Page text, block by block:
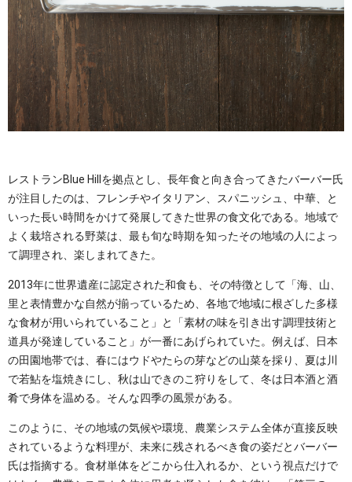
レストランBlue Hillを拠点とし、長年食と向き合ってきたバーバー氏
が注目したのは、フレンチやイタリアン、スパニッシュ、中華、と
いった長い時間をかけて発展してきた世界の食文化である。地域で
よく栽培される野菜は、最も旬な時期を知ったその地域の人によっ
て調理され、楽しまれてきた。
2013年に世界遺産に認定された和食も、その特徴として「海、山、
里と表情豊かな自然が揃っているため、各地で地域に根ざした多様
な食材が用いられていること」と「素材の味を引き出す調理技術と
道具が発達していること」が一番にあげられていた。例えば、日本
の田園地帯では、春にはウドやたらの芽などの山菜を採り、夏は川
で若鮎を塩焼きにし、秋は山できのこ狩りをして、冬は日本酒と酒
肴で身体を温める。そんな四季の風景がある。
このように、その地域の気候や環境、農業システム全体が直接反映
されているような料理が、未来に残されるべき食の姿だとバーバー
氏は指摘する。食材単体をどこから仕入れるか、という視点だけで